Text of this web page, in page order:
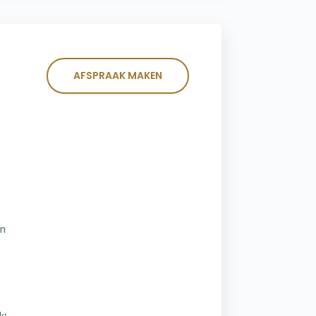
AFSPRAAK MAKEN